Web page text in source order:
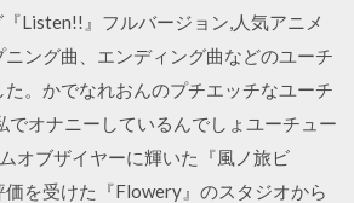
Listen!!』フルバージョン,人気アニメ
ニング曲、エンディング曲などのユーチ
た。かでなれおんのプチエッチなユーチ
でオナニーしているんでしょユーチュー
オブザイヤーに輝いた『風ノ旅ビ
価を受けた『Flowery』のスタジオから